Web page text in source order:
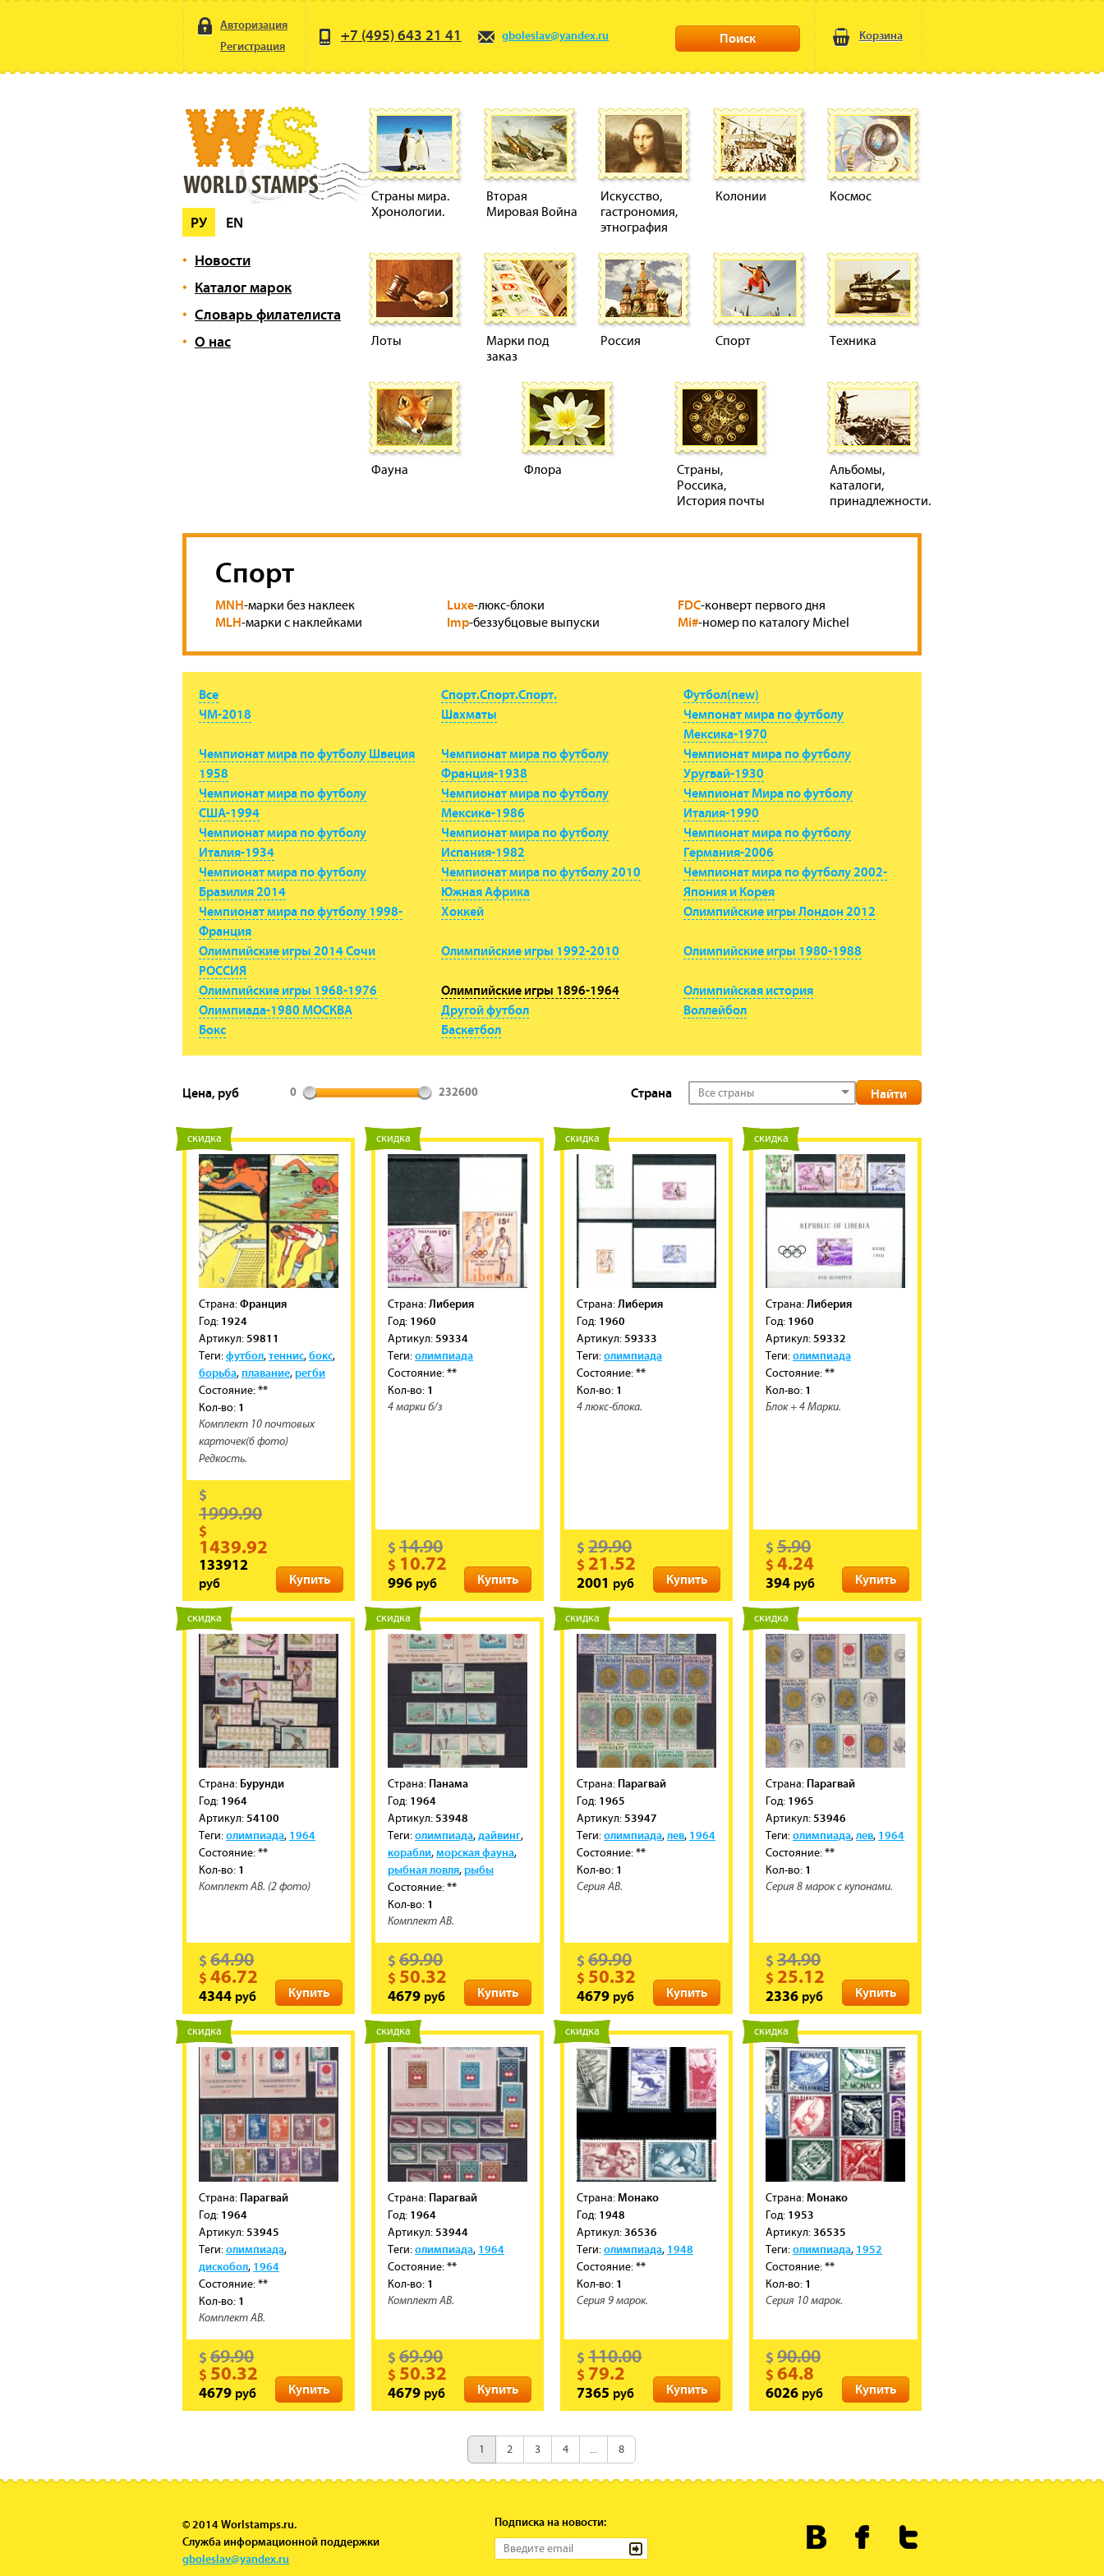
Корзина
Авторизация
Регистрация
+7 (495) 643 21 41 gboleslav@yandex.ru Поиск
РУ
EN
Новости
Каталог марок
Словарь филателиста
О нас
Страны мира.
Хронологии.
Вторая
Мировая Война
Искусство,
гастрономия,
этнография
Колонии Космос
Лоты
Марки под
заказ
Россия Спорт Техника
Фауна Флора
Страны,
Россика,
История почты
Альбомы,
каталоги,
принадлежности.
Спорт
MNH-марки без наклеек Luxe-люкс-блоки FDC-конверт первого дня
MLH-марки с наклейками Imp-беззубцовые выпуски Mi#-номер по каталогу Michel
Все Спорт.Спорт.Спорт.
Футбол(new)
ЧМ-2018
Шахматы
Чемпонат мира по футболу
Мексика-1970
Чемпионат мира по футболу Швеция
1958
Чемпионат мира по футболу
Франция-1938
Чемпионат мира по футболу
Уругвай-1930
Чемпионат мира по футболу
США-1994
Чемпионат мира по футболу
Мексика-1986
Чемпионат Мира по футболу
Италия-1990
Чемпионат мира по футболу
Италия-1934
Чемпионат мира по футболу
Испания-1982
Чемпионат мира по футболу
Германия-2006
Чемпионат мира по футболу
Бразилия 2014
Чемпионат мира по футболу 2010
Южная Африка
Чемпионат мира по футболу 2002-
Япония и Корея
Чемпионат мира по футболу 1998-
Франция
Хоккей Олимпийские игры Лондон 2012
Олимпийские игры 2014 Сочи
РОССИЯ
Олимпийские игры 1992-2010 Олимпийские игры 1980-1988
Олимпийские игры 1968-1976 Олимпийские игры 1896-1964
Олимпийская история
Олимпиада-1980 МОСКВА
Другой футбол
Воллейбол
Бокс
Баскетбол
Цена, руб 0 232600 Страна Все страны
новинка
скидка
Cтрана:Франция
Год: 1924
Артикул:59811
Теги:футбол,теннис,бокс,
борьба,плавание,регби
Состояние:**
Кол-во: 1
Комплект 10 почтовых
карточек(6 фото)
Редкость.
Купить
$
1999.90
$
1439.92
133912
руб
новинка
скидка
Cтрана:Либерия
Год: 1960
Артикул:59334
Теги:олимпиада
Состояние:**
Кол-во: 1
4 марки б/з
Купить
$ 14.90
$ 10.72
996 руб
новинка
скидка
Cтрана:Либерия
Год: 1960
Артикул:59333
Теги:олимпиада
Состояние:**
Кол-во: 1
4 люкс-блока.
Купить
$ 29.90
$ 21.52
2001 руб
новинка
скидка
Cтрана:Либерия
Год: 1960
Артикул:59332
Теги:олимпиада
Состояние:**
Кол-во: 1
Блок + 4 Марки.
Купить
$ 5.90
$ 4.24
394 руб
новинка
скидка
Cтрана: Бурунди
Год: 1964
Артикул:54100
Теги:олимпиада, 1964
Состояние:**
Кол-во: 1
Комплект АВ. (2 фото)
Купить
$ 64.90
$ 46.72
4344 руб
новинка
скидка
Cтрана: Панама
Год: 1964
Артикул:53948
Теги:олимпиада,дайвинг,
корабли,морская фауна,
рыбная ловля,рыбы
Состояние:**
Кол-во: 1
Комплект АВ.
Купить
$ 69.90
$ 50.32
4679 руб
новинка
скидка
Cтрана: Парагвай
Год: 1965
Артикул:53947
Теги:олимпиада,лев, 1964
Состояние:**
Кол-во: 1
Серия АВ.
Купить
$ 69.90
$ 50.32
4679 руб
новинка
скидка
Cтрана: Парагвай
Год: 1965
Артикул:53946
Теги:олимпиада,лев, 1964
Состояние:**
Кол-во: 1
Серия 8 марок с купонами.
Купить
$ 34.90
$ 25.12
2336 руб
новинка
скидка
Cтрана: Парагвай
Год: 1964
Артикул: 53945
Теги:олимпиада,
дискобол, 1964
Состояние:**
Кол-во: 1
Комплект АВ.
Купить
$ 69.90
$ 50.32
4679 руб
новинка
скидка
Cтрана: Парагвай
Год: 1964
Артикул: 53944
Теги:олимпиада, 1964
Состояние:**
Кол-во: 1
Комплект АВ.
Купить
$ 69.90
$ 50.32
4679 руб
новинка
скидка
Cтрана:Монако
Год: 1948
Артикул: 36536
Теги:олимпиада, 1948
Состояние:**
Кол-во: 1
Серия 9 марок.
Купить
$ 110.00
$ 79.2
7365 руб
новинка
скидка
Cтрана:Монако
Год: 1953
Артикул: 36535
Теги:олимпиада, 1952
Состояние:**
Кол-во: 1
Серия 10 марок.
Купить
$ 90.00
$ 64.8
6026 руб
1 2 3 4 ... 8
© 2014 Worlstamps.ru.
Служба информационной поддержки
gboleslav@yandex.ru
Подписка на новости: